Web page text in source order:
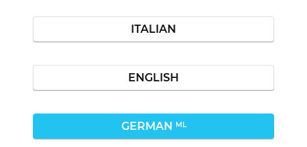
ITALIAN
ENGLISH
GERMAN ML